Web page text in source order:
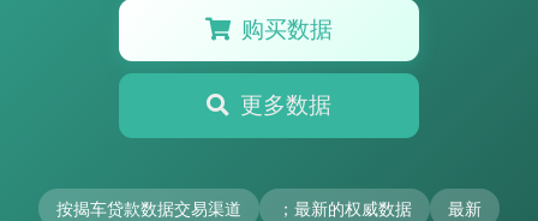
购买数据
更多数据
按揭车贷款数据交易渠道 ；最新的权威数据 最新